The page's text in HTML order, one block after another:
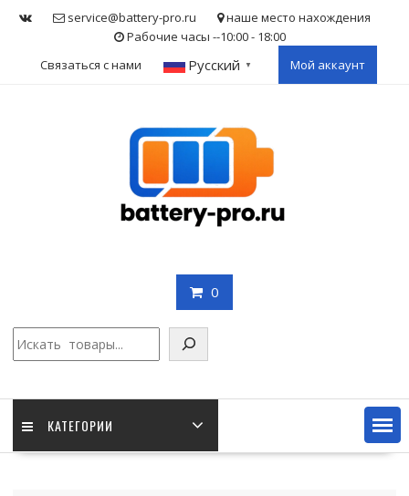
service@battery-pro.ru
наше место нахождения
Рабочие часы --10:00 - 18:00
Связаться с нами
Русский ▼ Мой аккаунт
0
КАТЕГОРИИ